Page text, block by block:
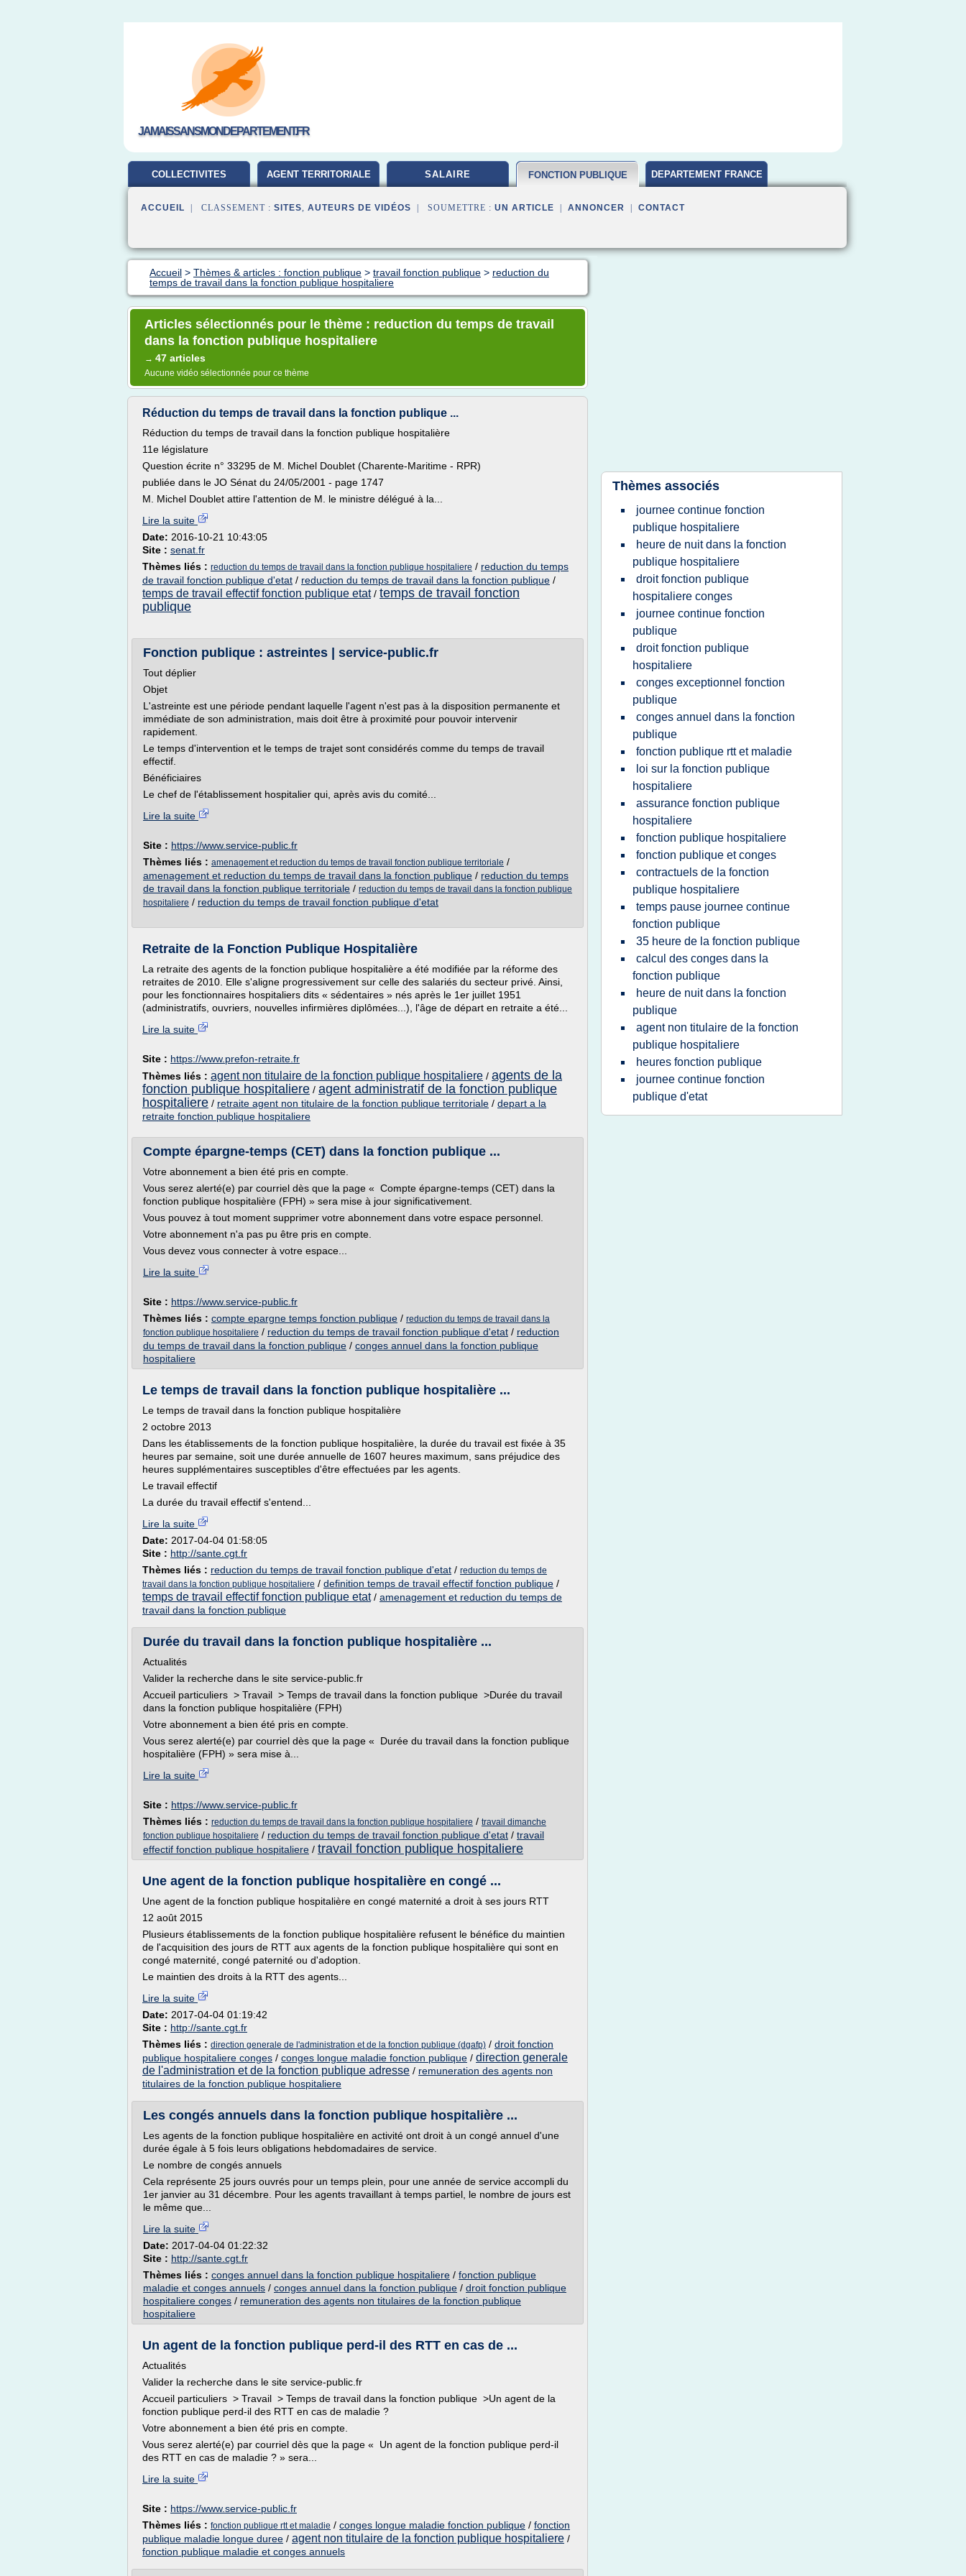
JAMAISSANSMONDEPARTEMENT.FR
COLLECTIVITES AGENT TERRITORIALE SALAIRE FONCTION PUBLIQUE DEPARTEMENT FRANCE
ACCUEIL | CLASSEMENT : SITES, AUTEURS DE VIDÉOS | SOUMETTRE : UN ARTICLE ANNONCER CONTACT
Accueil > Thèmes & articles : fonction publique > travail fonction publique > reduction du
temps de travail dans la fonction publique hospitaliere
Articles sélectionnés pour le thème : reduction du temps de travail
dans la fonction publique hospitaliere
→ 47 articles
Aucune vidéo sélectionnée pour ce thème
Réduction du temps de travail dans la fonction publique ...
Réduction du temps de travail dans la fonction publique hospitalière
11e législature
Question écrite n° 33295 de M. Michel Doublet (Charente-Maritime - RPR)
publiée dans le JO Sénat du 24/05/2001 - page 1747
M. Michel Doublet attire l'attention de M. le ministre délégué à la...
Lire la suite
Date: 2016-10-21 10:43:05
Site : senat.fr
Thèmes liés : reduction du temps de travail dans la fonction publique hospitaliere / reduction du temps
de travail fonction publique d'etat / reduction du temps de travail dans la fonction publique /
temps de travail effectif fonction publique etat/ temps de travail fonction
publique
Fonction publique : astreintes | service-public.fr
Tout déplier
Objet
L'astreinte est une période pendant laquelle l'agent n'est pas à la disposition permanente et
immédiate de son administration, mais doit être à proximité pour pouvoir intervenir
rapidement.
Le temps d'intervention et le temps de trajet sont considérés comme du temps de travail
effectif.
Bénéficiaires
Le chef de l'établissement hospitalier qui, après avis du comité...
Lire la suite
Site : https://www.service-public.fr
Thèmes liés : amenagement et reduction du temps de travail fonction publique territoriale /
amenagement et reduction du temps de travail dans la fonction publique / reduction du temps
de travail dans la fonction publique territoriale / reduction du temps de travail dans la fonction publique
hospitaliere / reduction du temps de travail fonction publique d'etat
Retraite de la Fonction Publique Hospitalière
La retraite des agents de la fonction publique hospitalière a été modifiée par la réforme des
retraites de 2010. Elle s'aligne progressivement sur celle des salariés du secteur privé. Ainsi,
pour les fonctionnaires hospitaliers dits « sédentaires » nés après le 1er juillet 1951
(administratifs, ouvriers, nouvelles infirmières diplômées...), l'âge de départ en retraite a été...
Lire la suite
Site : https://www.prefon-retraite.fr
Thèmes liés : agent non titulaire de la fonction publique hospitaliere / agents de la
fonction publique hospitaliere / agent administratif de la fonction publique
hospitaliere / retraite agent non titulaire de la fonction publique territoriale / depart a la
retraite fonction publique hospitaliere
Compte épargne-temps (CET) dans la fonction publique ...
Votre abonnement a bien été pris en compte.
Vous serez alerté(e) par courriel dès que la page « Compte épargne-temps (CET) dans la
fonction publique hospitalière (FPH) » sera mise à jour significativement.
Vous pouvez à tout moment supprimer votre abonnement dans votre espace personnel.
Votre abonnement n'a pas pu être pris en compte.
Vous devez vous connecter à votre espace...
Lire la suite
Site : https://www.service-public.fr
Thèmes liés : compte epargne temps fonction publique / reduction du temps de travail dans la
fonction publique hospitaliere / reduction du temps de travail fonction publique d'etat / reduction
du temps de travail dans la fonction publique / conges annuel dans la fonction publique
hospitaliere
Le temps de travail dans la fonction publique hospitalière ...
Le temps de travail dans la fonction publique hospitalière
2 octobre 2013
Dans les établissements de la fonction publique hospitalière, la durée du travail est fixée à 35
heures par semaine, soit une durée annuelle de 1607 heures maximum, sans préjudice des
heures supplémentaires susceptibles d'être effectuées par les agents.
Le travail effectif
La durée du travail effectif s'entend...
Lire la suite
Date: 2017-04-04 01:58:05
Site : http://sante.cgt.fr
Thèmes liés : reduction du temps de travail fonction publique d'etat / reduction du temps de
travail dans la fonction publique hospitaliere / definition temps de travail effectif fonction publique /
temps de travail effectif fonction publique etat/ amenagement et reduction du temps de
travail dans la fonction publique
Durée du travail dans la fonction publique hospitalière ...
Actualités
Valider la recherche dans le site service-public.fr
Accueil particuliers > Travail > Temps de travail dans la fonction publique >Durée du travail
dans la fonction publique hospitalière (FPH)
Votre abonnement a bien été pris en compte.
Vous serez alerté(e) par courriel dès que la page « Durée du travail dans la fonction publique
hospitalière (FPH) » sera mise à...
Lire la suite
Site : https://www.service-public.fr
Thèmes liés : reduction du temps de travail dans la fonction publique hospitaliere / travail dimanche
fonction publique hospitaliere / reduction du temps de travail fonction publique d'etat / travail
effectif fonction publique hospitaliere / travail fonction publique hospitaliere
Une agent de la fonction publique hospitalière en congé ...
Une agent de la fonction publique hospitalière en congé maternité a droit à ses jours RTT
12 août 2015
Plusieurs établissements de la fonction publique hospitalière refusent le bénéfice du maintien
de l'acquisition des jours de RTT aux agents de la fonction publique hospitalière qui sont en
congé maternité, congé paternité ou d'adoption.
Le maintien des droits à la RTT des agents...
Lire la suite
Date: 2017-04-04 01:19:42
Site : http://sante.cgt.fr
Thèmes liés : direction generale de l'administration et de la fonction publique (dgafp) / droit fonction
publique hospitaliere conges / conges longue maladie fonction publique / direction generale
de l'administration et de la fonction publique adresse / remuneration des agents non
titulaires de la fonction publique hospitaliere
Les congés annuels dans la fonction publique hospitalière ...
Les agents de la fonction publique hospitalière en activité ont droit à un congé annuel d'une
durée égale à 5 fois leurs obligations hebdomadaires de service.
Le nombre de congés annuels
Cela représente 25 jours ouvrés pour un temps plein, pour une année de service accompli du
1er janvier au 31 décembre. Pour les agents travaillant à temps partiel, le nombre de jours est
le même que...
Lire la suite
Date: 2017-04-04 01:22:32
Site : http://sante.cgt.fr
Thèmes liés : conges annuel dans la fonction publique hospitaliere / fonction publique
maladie et conges annuels / conges annuel dans la fonction publique / droit fonction publique
hospitaliere conges / remuneration des agents non titulaires de la fonction publique
hospitaliere
Un agent de la fonction publique perd-il des RTT en cas de ...
Actualités
Valider la recherche dans le site service-public.fr
Accueil particuliers > Travail > Temps de travail dans la fonction publique >Un agent de la
fonction publique perd-il des RTT en cas de maladie ?
Votre abonnement a bien été pris en compte.
Vous serez alerté(e) par courriel dès que la page « Un agent de la fonction publique perd-il
des RTT en cas de maladie ? » sera...
Lire la suite
Site : https://www.service-public.fr
Thèmes liés : fonction publique rtt et maladie / conges longue maladie fonction publique / fonction
publique maladie longue duree / agent non titulaire de la fonction publique hospitaliere /
fonction publique maladie et conges annuels
Thèmes associés
journee continue fonction
publique hospitaliere
heure de nuit dans la fonction
publique hospitaliere
droit fonction publique
hospitaliere conges
journee continue fonction
publique
droit fonction publique
hospitaliere
conges exceptionnel fonction
publique
conges annuel dans la fonction
publique
fonction publique rtt et maladie
loi sur la fonction publique
hospitaliere
assurance fonction publique
hospitaliere
fonction publique hospitaliere
fonction publique et conges
contractuels de la fonction
publique hospitaliere
temps pause journee continue
fonction publique
35 heure de la fonction publique
calcul des conges dans la
fonction publique
heure de nuit dans la fonction
publique
agent non titulaire de la fonction
publique hospitaliere
heures fonction publique
journee continue fonction
publique d'etat